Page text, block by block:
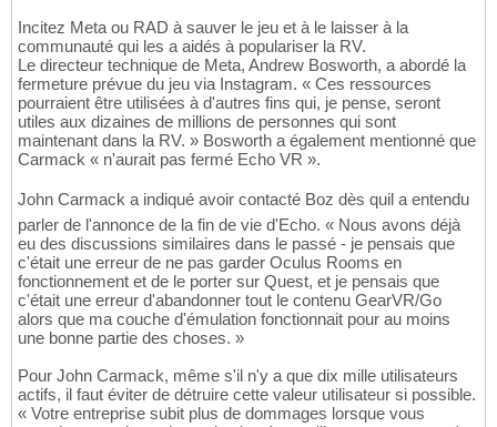
Incitez Meta ou RAD à sauver le jeu et à le laisser à la
communauté qui les a aidés à populariser la RV.
Le directeur technique de Meta, Andrew Bosworth, a abordé la
fermeture prévue du jeu via Instagram. « Ces ressources
pourraient être utilisées à d'autres fins qui, je pense, seront
utiles aux dizaines de millions de personnes qui sont
maintenant dans la RV. » Bosworth a également mentionné que
Carmack « n'aurait pas fermé Echo VR ».
John Carmack a indiqué avoir contacté Boz dès quil a entendu
parler de l'annonce de la fin de vie d'Echo. « Nous avons déjà
eu des discussions similaires dans le passé - je pensais que
c'était une erreur de ne pas garder Oculus Rooms en
fonctionnement et de le porter sur Quest, et je pensais que
c'était une erreur d'abandonner tout le contenu GearVR/Go
alors que ma couche d'émulation fonctionnait pour au moins
une bonne partie des choses. »
Pour John Carmack, même s'il n'y a que dix mille utilisateurs
actifs, il faut éviter de détruire cette valeur utilisateur si possible.
« Votre entreprise subit plus de dommages lorsque vous